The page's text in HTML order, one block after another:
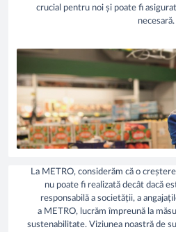
crucial pentru noi și poate fi
necesară.
La METRO, considerăm că o
nu poate fi realizată decât dacă
responsabilă a societății, a
a METRO, lucrăm împreună la
sustenabilitate. Viziunea noastră de